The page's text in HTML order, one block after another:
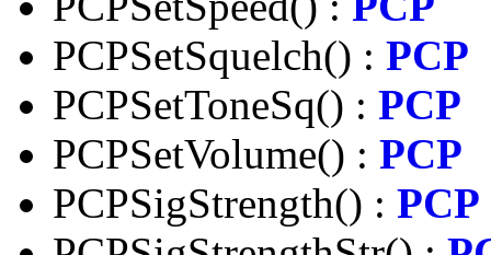
PCPSetSquelch() : PCP
PCPSetToneSq() : PCP
PCPSetVolume() : PCP
PCPSigStrength() : PCP